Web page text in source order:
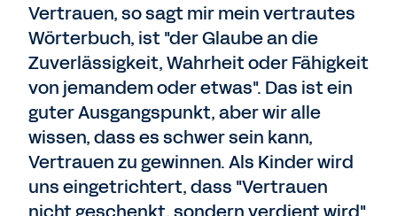
Vertrauen, so sagt mir mein vertrautes
Wörterbuch, ist "der Glaube an die
Zuverlässigkeit, Wahrheit oder Fähigkeit
von jemandem oder etwas". Das ist ein
guter Ausgangspunkt, aber wir alle
wissen, dass es schwer sein kann,
Vertrauen zu gewinnen. Als Kinder wird
uns eingetrichtert, dass "Vertrauen